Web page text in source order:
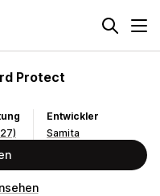
Protect
Entwickler
Samita